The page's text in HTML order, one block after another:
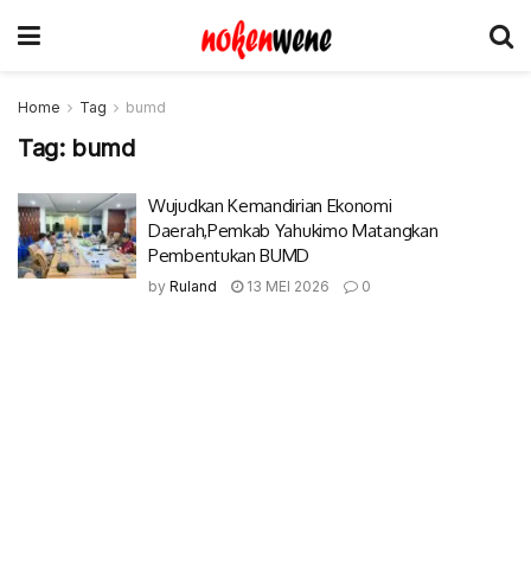
Home Tag bumd
Tag: bumd
Wujudkan Kemandirian Ekonomi
Daerah,Pemkab Yahukimo Matangkan
Pembentukan BUMD
by Ruland 13 MEI 2026 0